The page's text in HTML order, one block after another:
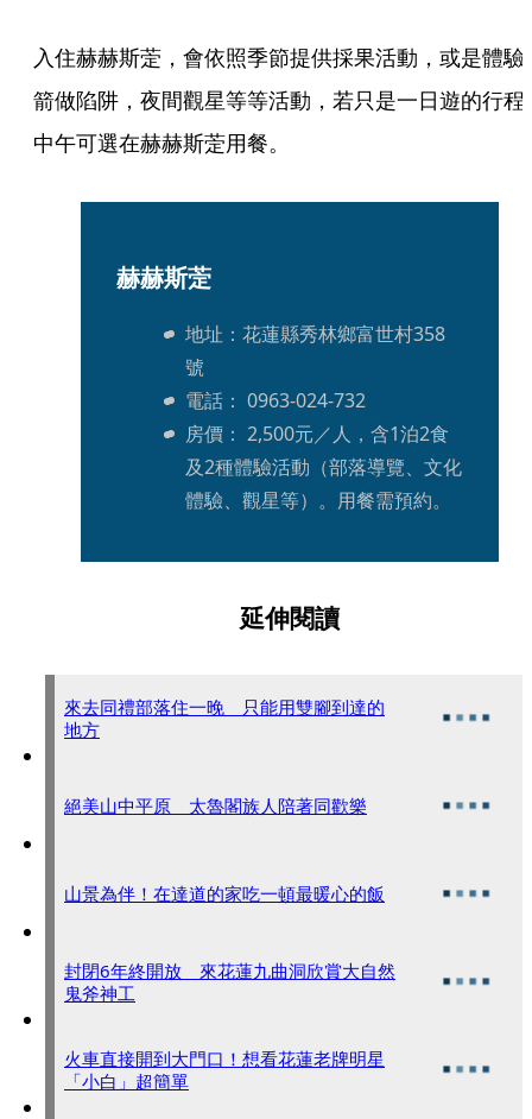
入住赫赫斯萣，會依照季節提供採果活動，或是體驗
箭做陷阱，夜間觀星等等活動，若只是一日遊的行程
中午可選在赫赫斯萣用餐。
赫赫斯萣
地址：花蓮縣秀林鄉富世村358
號
電話： 0963-024-732
房價： 2,500元／人，含1泊2食
及2種體驗活動（部落導覽、文化
體驗、觀星等）。用餐需預約。
延伸閱讀
來去同禮部落住一晚 只能用雙腳到達的
地方
絕美山中平原 太魯閣族人陪著同歡樂
山景為伴！在達道的家吃一頓最暖心的飯
封閉6年終開放 來花蓮九曲洞欣賞大自然
鬼斧神工
火車直接開到大門口！想看花蓮老牌明星
「小白」超簡單